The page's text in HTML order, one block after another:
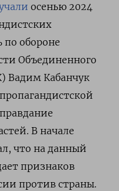
осенью 2024
по обороне
Объединенного
Вадим Кабанчук
В начале
что на данный
признаков
против страны.